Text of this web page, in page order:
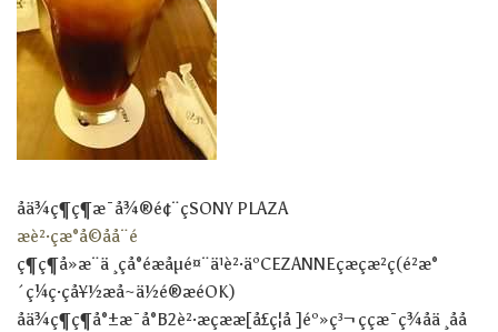
åä¾ç¶ç¶æ¯å¾®é¢¨çSONY PLAZA
æè²·çæ°å©åå¨é
ç¶ç¶å»æ¨ä¸çå°éæåµé¤¨ä¹è²·äºCEZANNEçæçæ²ç(é²æ°
´ç¼ç·ç­å¥½æå~ä½é®æéOK)
åä¾ç¶ç¶å°±æ¯å°B2è²·æçææ[å£ç¦å ]éº»ç³¬ ççæ¯ç¾åä¸å­å